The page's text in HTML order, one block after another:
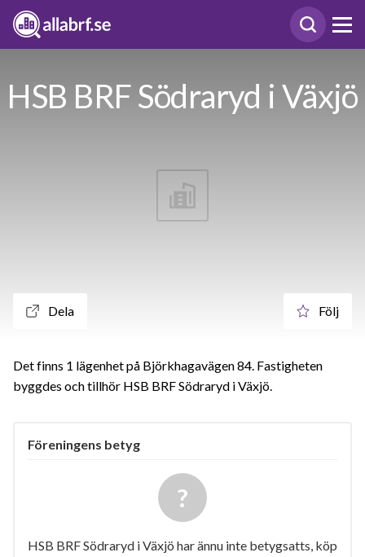
HSB BRF Södraryd i Växjö
Dela Följ
Det finns 1 lägenhet på Björkhagavägen 84. Fastigheten
byggdes och tillhör HSB BRF Södraryd i Växjö.
Föreningens betyg
HSB BRF Södraryd i Växjö har ännu inte betygsatts, köp